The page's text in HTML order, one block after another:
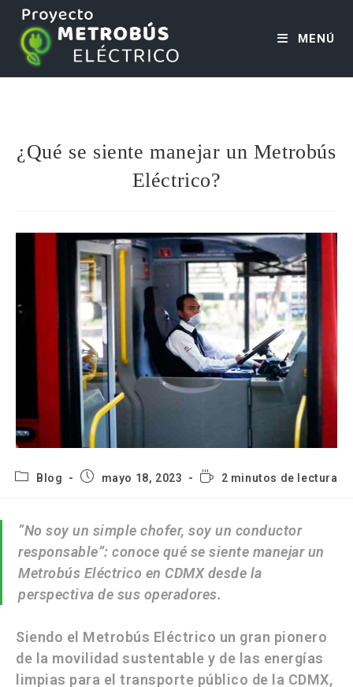
MENÚ
¿Qué se siente manejar un Metrobús
Eléctrico?
Blog mayo 18, 2023 2 minutos de lectura
“No soy un simple chofer, soy un conductor
responsable”: conoce qué se siente manejar un
Metrobús Eléctrico en CDMX desde la
perspectiva de sus operadores.
Siendo el Metrobús Eléctrico un gran pionero
de la movilidad sustentable y de las energías
limpias para el transporte público de la CDMX,